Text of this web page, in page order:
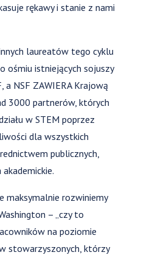
rękawy i stanie z nami
laureatów tego cyklu
ośmiu istniejących sojuszy
a NSF ZAWIERA Krajową
3000 partnerów, których
w STEM poprzez
dla wszystkich
publicznych,
maksymalnie rozwiniemy
– „czy to
na poziomie
stowarzyszonych, którzy